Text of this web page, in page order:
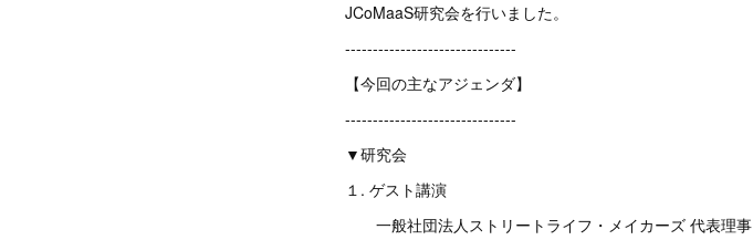
JCoMaaS研究会を行いました。
-------------------------------
【今回の主なアジェンダ】
-------------------------------
▼研究会
１. ゲスト講演
一般社団法人ストリートライフ・メイカーズ 代表理事